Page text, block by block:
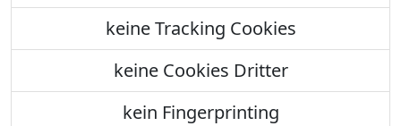
keine Tracking Cookies
keine Cookies Dritter
kein Fingerprinting